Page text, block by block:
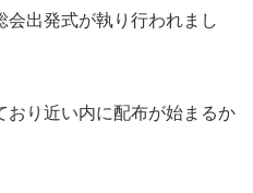
会出発式が執り行われまし
おり近い内に配布が始まるか